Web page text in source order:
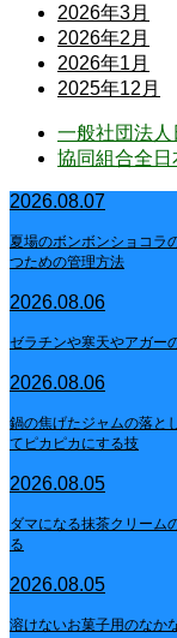
2026年3月
2026年2月
2026年1月
2025年12月
一般社団法
協同組合全
2026.08.07
夏場のボンボンショコラ
つための管理方法
2026.08.06
ゼラチンや寒天やアガー
2026.08.06
鍋の焦げたジャムの落と
てピカピカにする技
2026.08.05
ダマになる抹茶クリーム
る
2026.08.05
溶けないお菓子用のなか